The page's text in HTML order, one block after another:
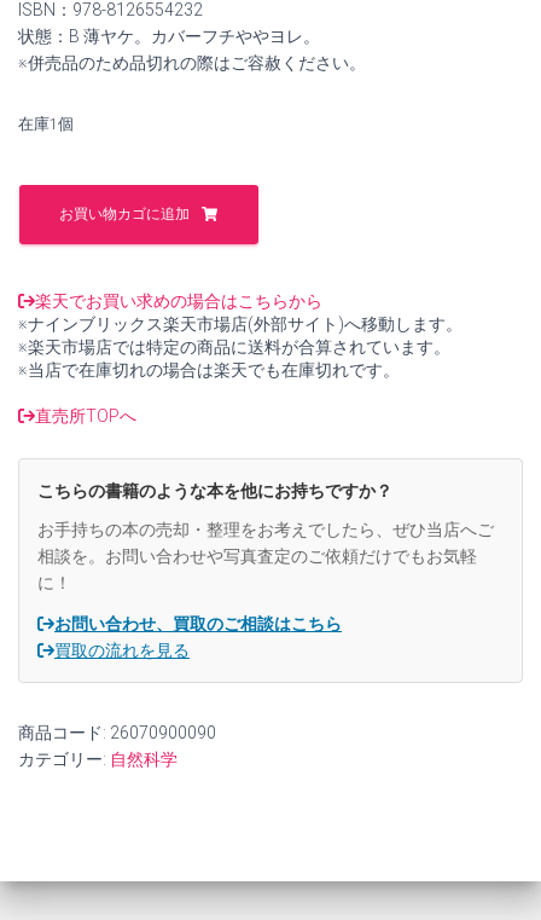
は
¥10,000
た。
格
は
す。
ISBN：978-8126554232
状態：B 薄ヤケ。カバーフチややヨレ。
※併売品のため品切れの際はご容赦ください。
在庫1個
Advanced
Engineering
10Th
古】
個
お買い物カゴに追加
楽天でお買い求めの場合はこちらから
※ナインブリックス楽天市場店(外部サイト)へ移動します。
※楽天市場店では特定の商品に送料が合算されています。
※当店で在庫切れの場合は楽天でも在庫切れです。
直売所TOPへ
こちらの書籍のような本を他にお持ちですか？
お手持ちの本の売却・整理をお考えでしたら、ぜひ当店へご
相談を。お問い合わせや写真査定のご依頼だけでもお気軽
に！
お問い合わせ、買取のご相談はこちら
買取の流れを見る
商品コード: 26070900090
カテゴリー: 自然科学